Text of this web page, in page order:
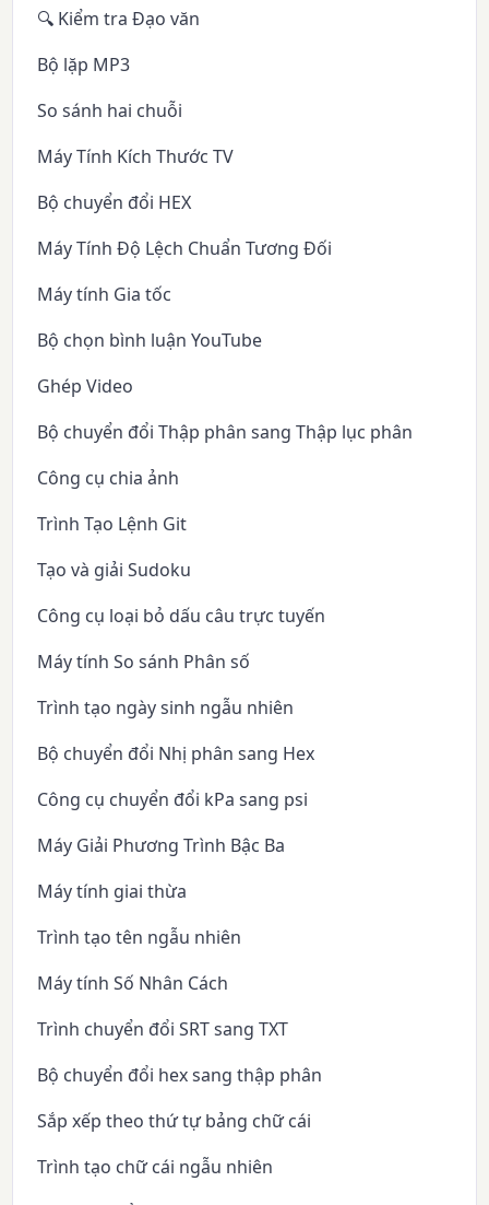
🔍 Kiểm tra Đạo văn
Bộ lặp MP3
So sánh hai chuỗi
Máy Tính Kích Thước TV
Bộ chuyển đổi HEX
Máy Tính Độ Lệch Chuẩn Tương Đối
Máy tính Gia tốc
Bộ chọn bình luận YouTube
Ghép Video
Bộ chuyển đổi Thập phân sang Thập lục phân
Công cụ chia ảnh
Trình Tạo Lệnh Git
Tạo và giải Sudoku
Công cụ loại bỏ dấu câu trực tuyến
Máy tính So sánh Phân số
Trình tạo ngày sinh ngẫu nhiên
Bộ chuyển đổi Nhị phân sang Hex
Công cụ chuyển đổi kPa sang psi
Máy Giải Phương Trình Bậc Ba
Máy tính giai thừa
Trình tạo tên ngẫu nhiên
Máy tính Số Nhân Cách
Trình chuyển đổi SRT sang TXT
Bộ chuyển đổi hex sang thập phân
Sắp xếp theo thứ tự bảng chữ cái
Trình tạo chữ cái ngẫu nhiên